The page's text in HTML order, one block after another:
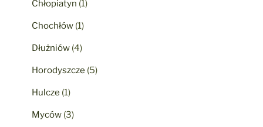
Chłopiatyn (1)
Chochłów (1)
Dłużniów (4)
Horodyszcze (5)
Hulcze (1)
Myców (3)